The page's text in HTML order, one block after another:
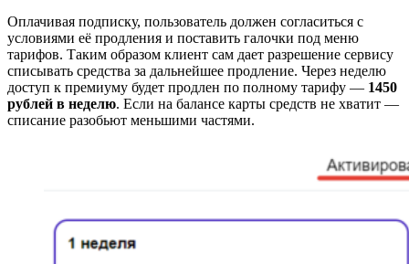
Оплачивая подписку, пользователь должен согласиться с
условиями её продления и поставить галочки под меню
тарифов. Таким образом клиент сам дает разрешение сервису
списывать средства за дальнейшее продление. Через неделю
доступ к премиуму будет продлен по полному тарифу — 1450
рублей в неделю. Если на балансе карты средств не хватит —
списание разобьют меньшими частями.